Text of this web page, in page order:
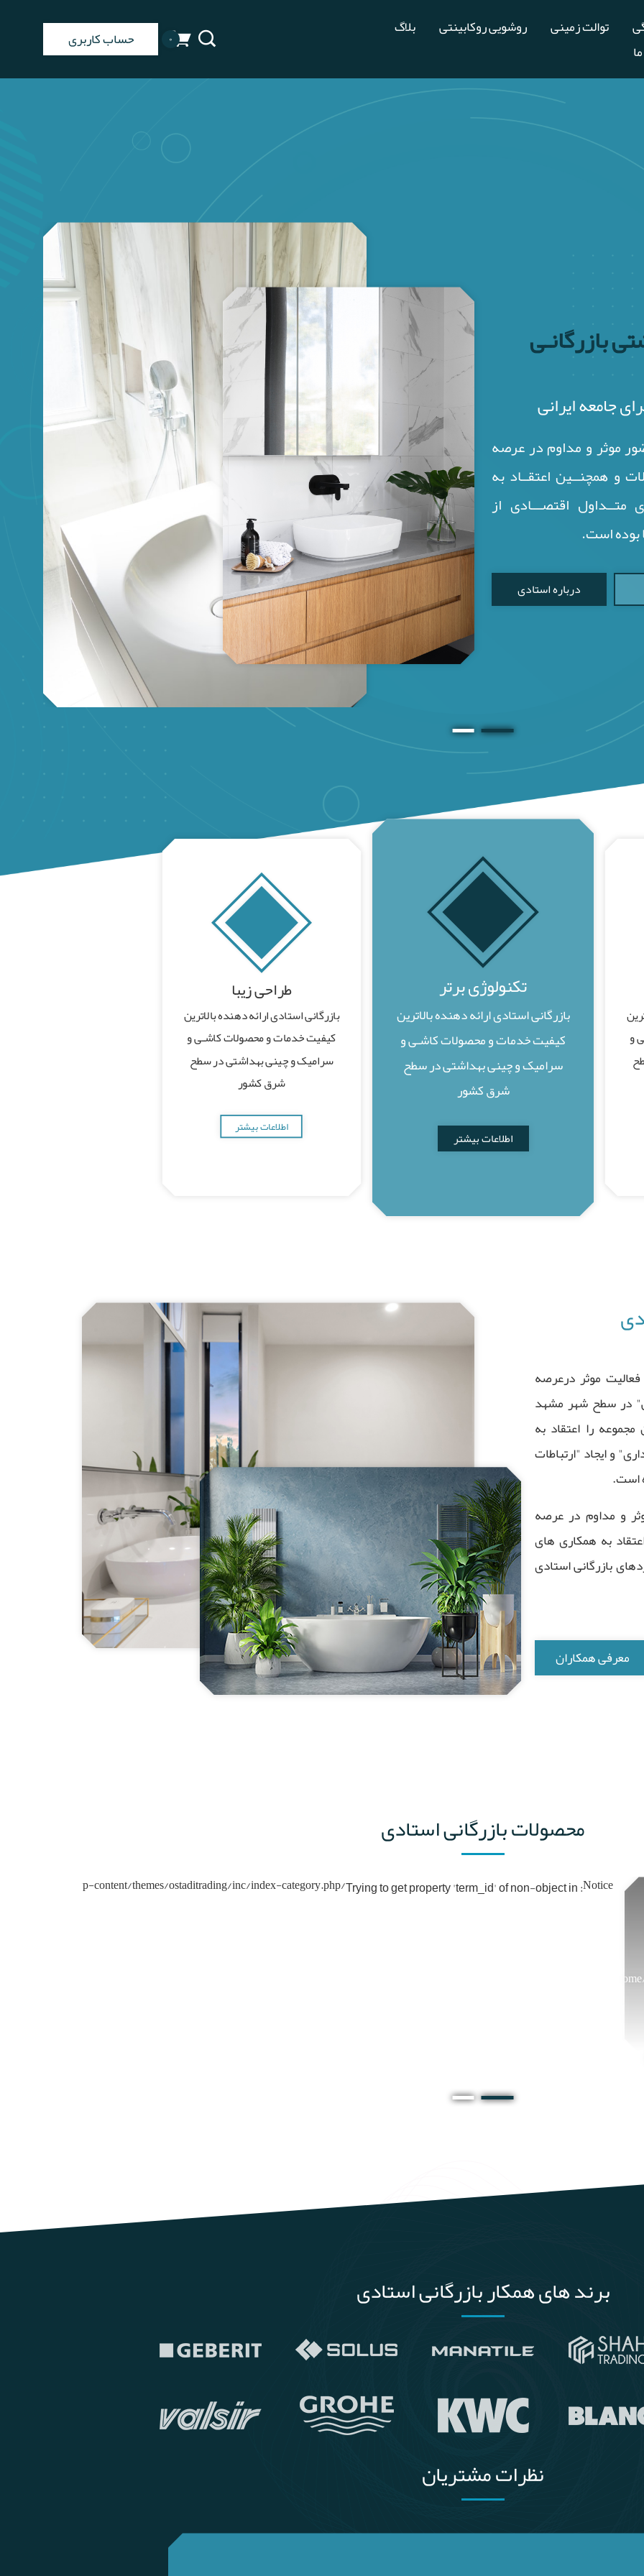
توالت زمینی روشویی روکابینتی
بلاگ
۰ حساب کاربری
بازرگانـی
جامعه ایرانی
موثر و مداوم در عرصه
و همچنــین اعتقــاد به
اقتصـــادی از
بوده است.
درباره استادی
بازرگانـی
جامعه ایرانی
موثر و مداوم در عرصه
و همچنــین اعتقــاد به
اقتصـــادی از
بوده است.
درباره بازرگانی
و
تکنولوژی برتر
بازرگانی استادی ارائه دهنده بالاترین
کیفیت خدمات و محصولات کاشـی و
سرامیک و چینی بهداشتی در سطح
شرق کشور
اطلاعات بیشتر
طراحی زیبا
بازرگانی استادی ارائه دهنده بالاترین
کیفیت خدمات و محصولات کاشـی و
سرامیک و چینی بهداشتی در سطح
شرق کشور
اطلاعات بیشتر
هدف فعالیت موثر درعرصه
در سطح شهر مشهد
را اعتقاد به
و ایجاد "ارتباطات
است.
و مداوم در عرصه
به همکاری های
بازرگانی استادی
معرفی همکاران
محصولات بازرگانی استادی
/
Notice
: Trying to get property 'term_id' of non-object in
/home/ostadi/domains/ostaditrading.ir/public_html/wp-content/themes/ostaditrading/inc/index-category.php
برند های همکار بازرگانی استادی
نظرات مشتریان